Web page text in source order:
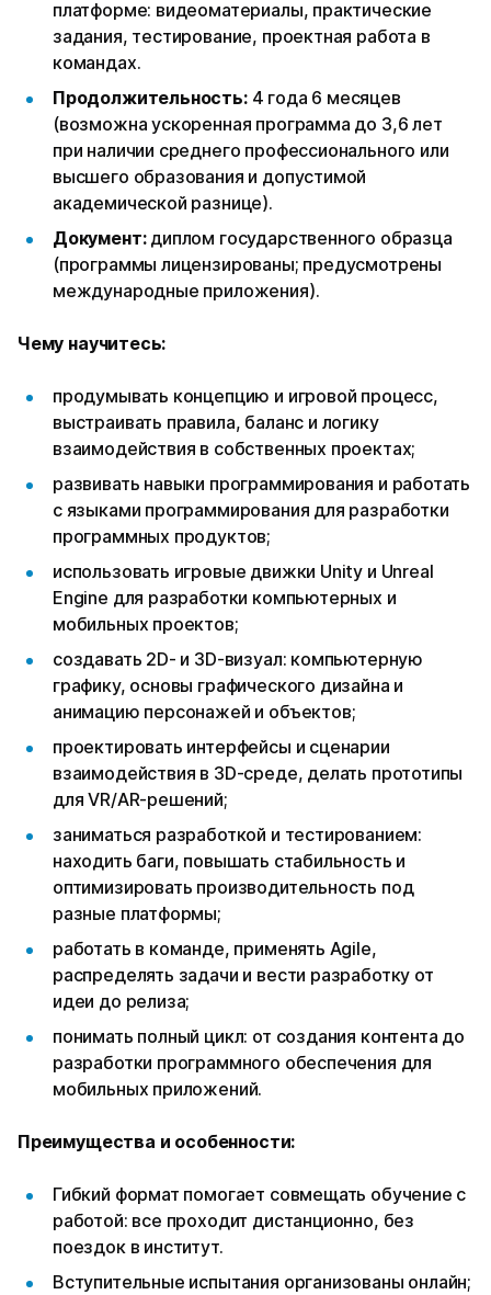
платформе: видеоматериалы, практические
задания, тестирование, проектная работа в
командах.
Продолжительность:4 года 6 месяцев
(возможна ускоренная программа до 3,6 лет
при наличии среднего профессионального или
высшего образования и допустимой
академической разнице).
Документ:диплом государственного образца
(программы лицензированы; предусмотрены
международные приложения).
Чему научитесь:
продумывать концепцию и игровой процесс,
выстраивать правила, баланс и логику
взаимодействия в собственных проектах;
развивать навыки программирования и работать
с языками программирования для разработки
программных продуктов;
использовать игровые движки Unity и Unreal
Engine для разработки компьютерных и
мобильных проектов;
создавать 2D- и 3D-визуал: компьютерную
графику, основы графического дизайна и
анимацию персонажей и объектов;
проектировать интерфейсы и сценарии
взаимодействия в 3D-среде, делать прототипы
для VR/AR-решений;
заниматься разработкой и тестированием:
находить баги, повышать стабильность и
оптимизировать производительность под
разные платформы;
работать в команде, применять Agile,
распределять задачи и вести разработку от
идеи до релиза;
понимать полный цикл: от создания контента до
разработки программного обеспечения для
мобильных приложений.
Преимущества и особенности:
Гибкий формат помогает совмещать обучение с
работой: все проходит дистанционно, без
поездок в институт.
Вступительные испытания организованы онлайн;